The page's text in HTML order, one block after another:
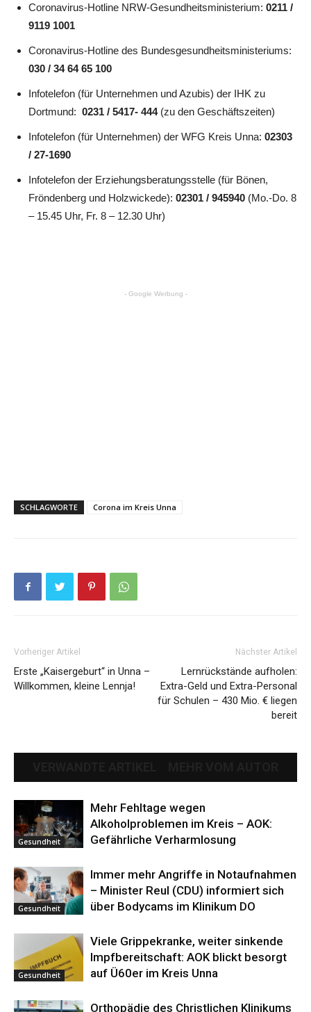
Coronavirus-Hotline NRW-Gesundheitsministerium: 0211 /
9119 1001
Coronavirus-Hotline des Bundesgesundheitsministeriums:
030 / 34 64 65 100
Infotelefon (für Unternehmen und Azubis) der IHK zu
Dortmund: 0231 / 5417- 444 (zu den Geschäftszeiten)
Infotelefon (für Unternehmen) der WFG Kreis Unna: 02303
/ 27-1690
Infotelefon der Erziehungsberatungsstelle (für Bönen,
Fröndenberg und Holzwickede): 02301 / 945940 (Mo.-Do. 8
– 15.45 Uhr, Fr. 8 – 12.30 Uhr)
- Google Werbung -
SCHLAGWORTE Corona im Kreis Unna
Vorheriger Artikel
Erste „Kaisergeburt“ in Unna –
Willkommen, kleine Lennja!
Nächster Artikel
Lernrückstände aufholen:
Extra-Geld und Extra-Personal
für Schulen – 430 Mio. € liegen
bereit
Gesundheit
Mehr Fehltage wegen
Alkoholproblemen im Kreis – AOK:
Gefährliche Verharmlosung
Gesundheit
Immer mehr Angriffe in Notaufnahmen
– Minister Reul (CDU) informiert sich
über Bodycams im Klinikum DO
Gesundheit
Viele Grippekranke, weiter sinkende
Impfbereitschaft: AOK blickt besorgt
auf Ü60er im Kreis Unna
Orthopädie des Christlichen Klinikums